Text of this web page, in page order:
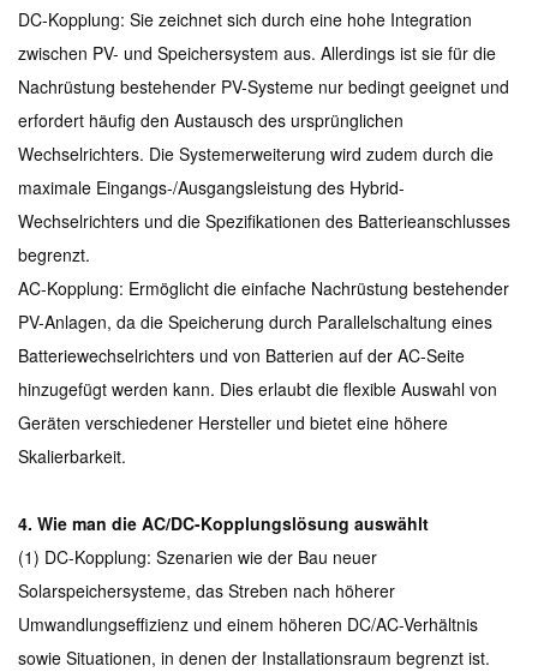
DC-Kopplung: Sie zeichnet sich durch eine hohe Integration
zwischen PV- und Speichersystem aus. Allerdings ist sie für die
Nachrüstung bestehender PV-Systeme nur bedingt geeignet und
erfordert häufig den Austausch des ursprünglichen
Wechselrichters. Die Systemerweiterung wird zudem durch die
maximale Eingangs-/Ausgangsleistung des Hybrid-
Wechselrichters und die Spezifikationen des Batterieanschlusses
begrenzt.
AC-Kopplung: Ermöglicht die einfache Nachrüstung bestehender
PV-Anlagen, da die Speicherung durch Parallelschaltung eines
Batteriewechselrichters und von Batterien auf der AC-Seite
hinzugefügt werden kann. Dies erlaubt die flexible Auswahl von
Geräten verschiedener Hersteller und bietet eine höhere
Skalierbarkeit.
4. Wie man die AC/DC-Kopplungslösung auswählt
(1) DC-Kopplung: Szenarien wie der Bau neuer
Solarspeichersysteme, das Streben nach höherer
Umwandlungseffizienz und einem höheren DC/AC-Verhältnis
sowie Situationen, in denen der Installationsraum begrenzt ist.